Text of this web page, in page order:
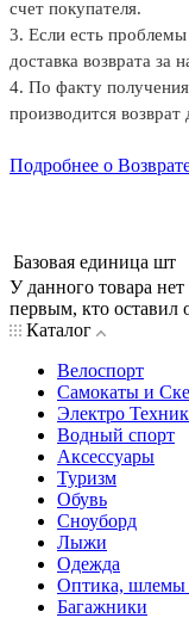
счет покупателя.
3. Если есть
доставка возврата за
4. По факту
производится
Подробнее о
Базовая единица шт
У данного товара
первым, кто оставил
Каталог
Велоспорт
Самокаты и
Электро
Водный спорт
Аксессуары
Туризм
Обувь
Сноуборд
Лыжи
Одежда
Оптика, шлемы
Багажники